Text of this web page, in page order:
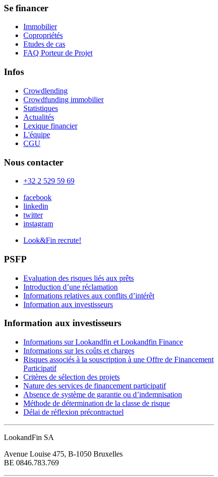
Se financer
Immobilier
Copropriétés
Etudes de cas
FAQ Porteur de Projet
Infos
Crowdlending
Crowdfunding immobilier
Statistiques
Actualités
Lexique financier
L'équipe
CGU
Nous contacter
+32 2 529 59 69
facebook
linkedin
twitter
instagram
Look&Fin recrute!
PSFP
Evaluation des risques liés aux prêts
Introduction d’une réclamation
Informations relatives aux conflits d’intérêt
Information aux investisseurs
Information aux investisseurs
Informations sur Lookandfin et Lookandfin Finance
Informations sur les coûts et charges
Risques associés à la souscription à une Offre de Financement
Participatif
Critères de sélection des projets
Nature des services de financement participatif
Absence de système de garantie ou d’indemnisation
Méthode de détermination de la classe de risque
Délai de réflexion précontractuel
LookandFin SA
Avenue Louise 475, B-1050 Bruxelles
BE 0846.783.769